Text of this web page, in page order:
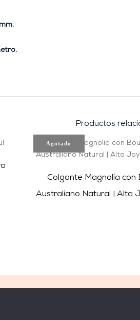
Productos
Agotado
Colgante Magnolia con
Australiano Natural | Alta